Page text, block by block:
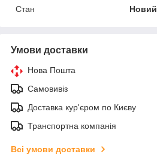
Стан
Новий
Умови доставки
Нова Пошта
Самовивіз
Доставка кур'єром по Києву
Транспортна компанія
Всі умови доставки